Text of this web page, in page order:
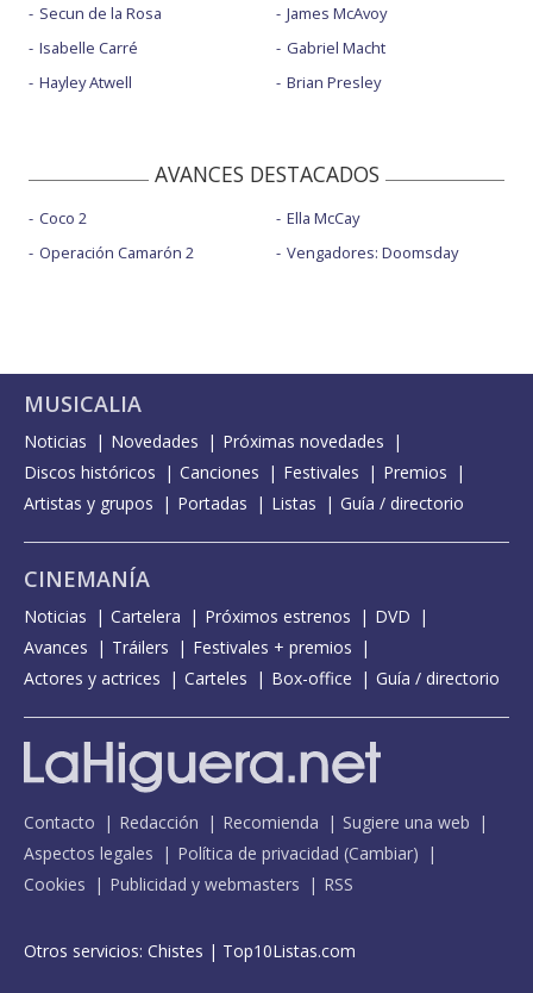
Secun de la Rosa
Isabelle Carré
Hayley Atwell
James McAvoy
Gabriel Macht
Brian Presley
AVANCES DESTACADOS
Coco 2
Operación Camarón 2
Ella McCay
Vengadores: Doomsday
MUSICALIA
Noticias Novedades
Próximas novedades
Discos históricos
Canciones Festivales
Premios
Artistas y grupos
Portadas Listas Guía / directorio
CINEMANÍA
Noticias Cartelera Próximos estrenos
DVD
Avances
Tráilers
Festivales + premios
Actores y actrices
Carteles Box-office Guía / directorio
Contacto Redacción Recomienda
Sugiere una web
Aspectos legales
Política de privacidad (Cambiar)
Cookies
Publicidad y webmasters RSS
Otros servicios: Chistes | Top10Listas.com